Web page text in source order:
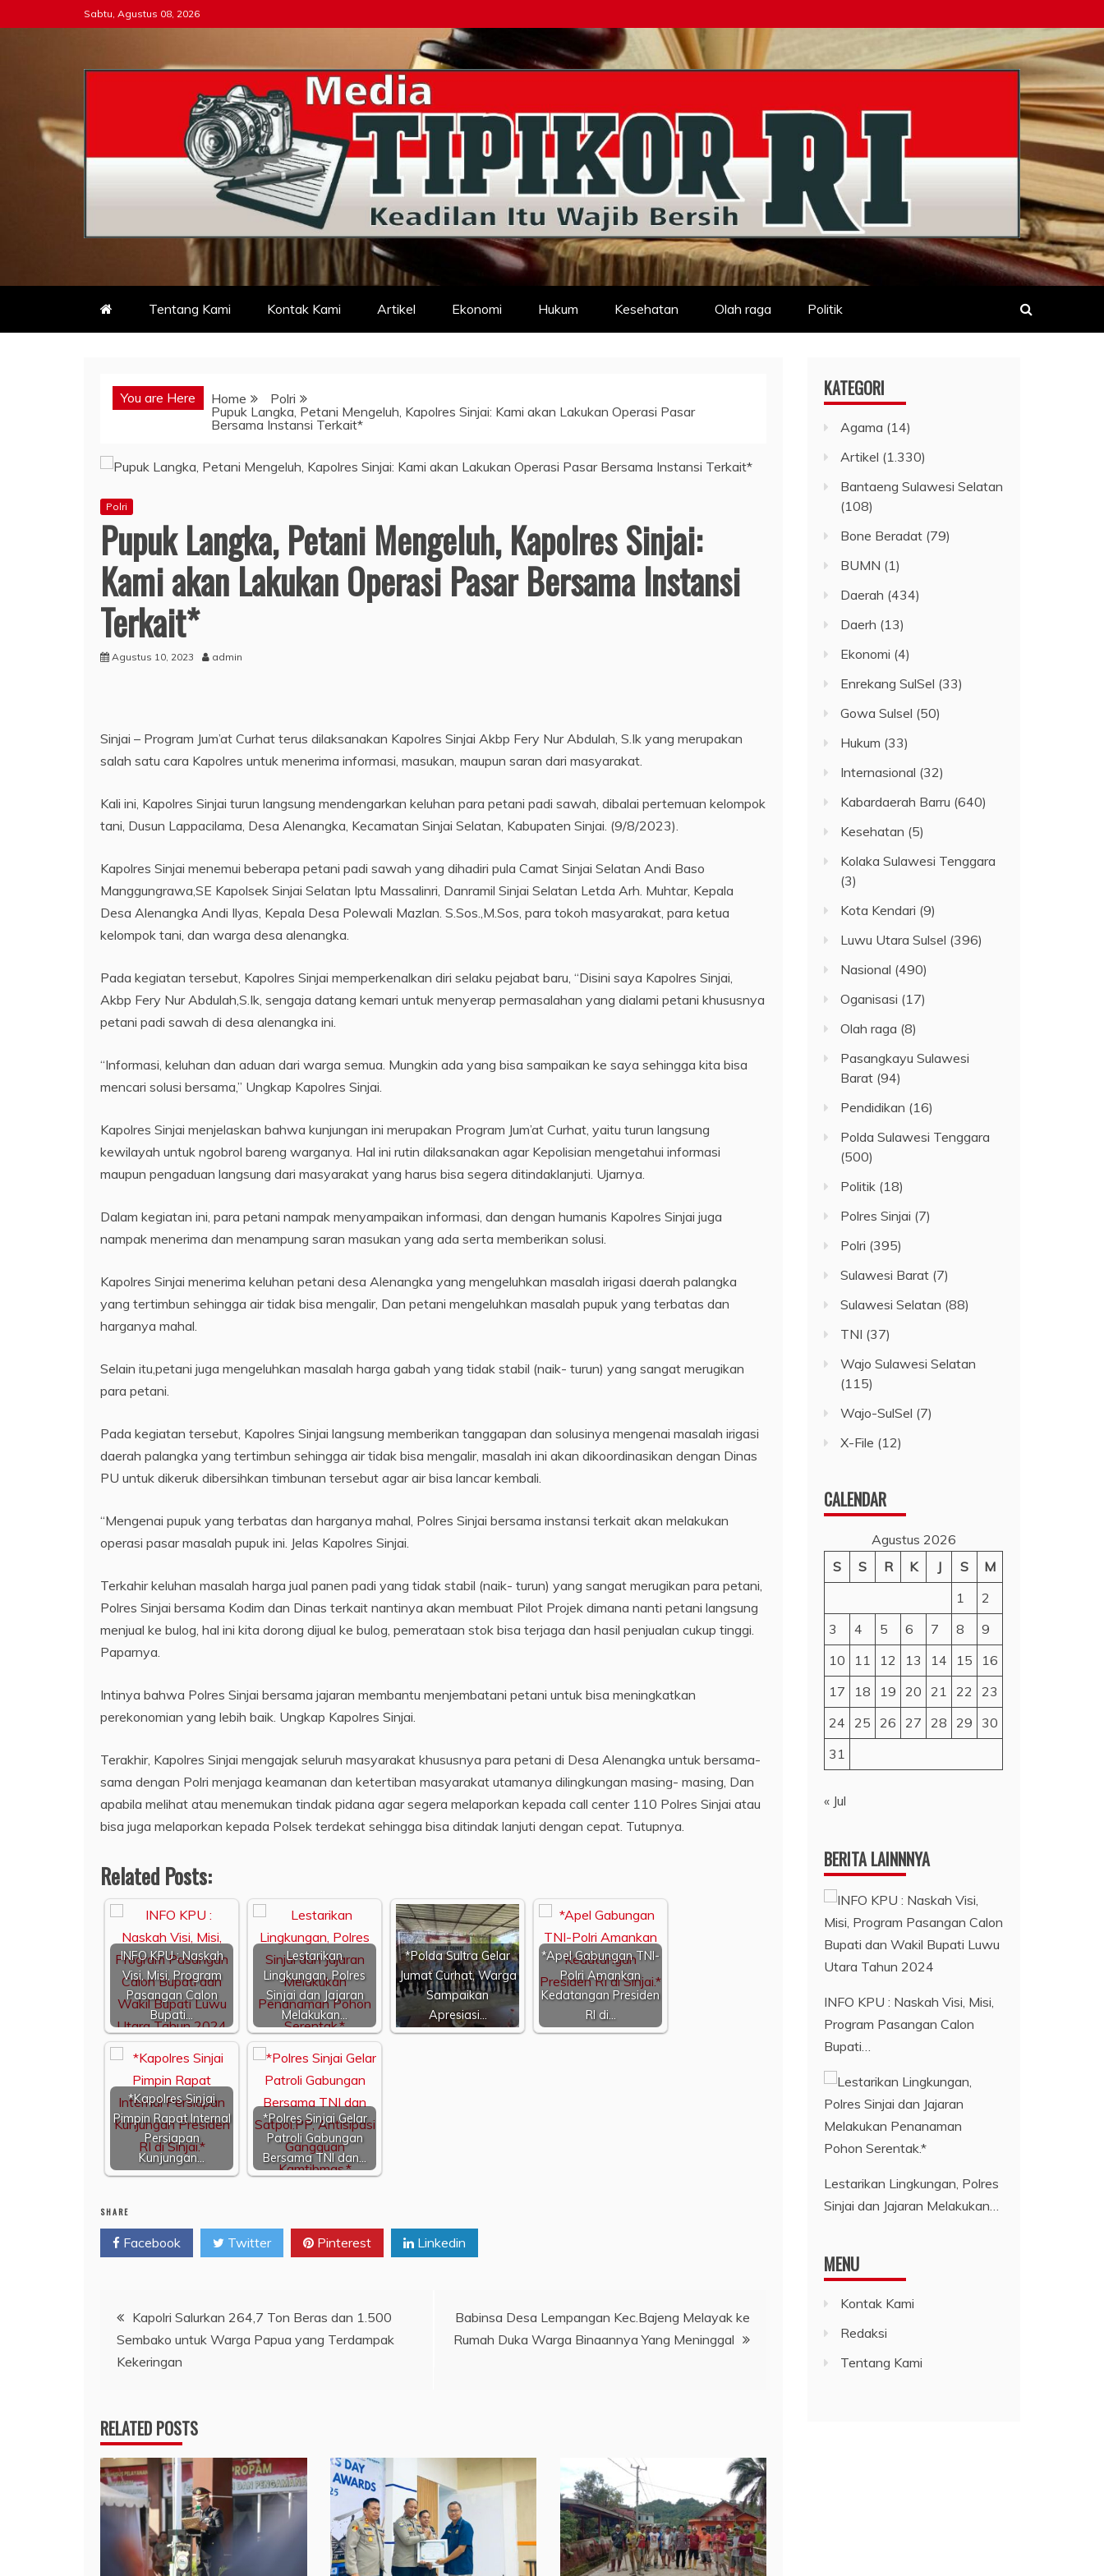
to
Sabtu, Agustus 08, 2026
Tipikor-ri-online.my.id
Keadilan Itu Wajib Bersih
Tentang Kami Kontak Kami Artikel Ekonomi Hukum Kesehatan Olah raga Politik
You are Here Home
Polri
Pupuk Langka, Petani Mengeluh, Kapolres Sinjai: Kami akan Lakukan Operasi Pasar
Bersama Instansi Terkait*
Polri
Pupuk Langka, Petani Mengeluh, Kapolres Sinjai:
Kami akan Lakukan Operasi Pasar Bersama Instansi
Terkait*
Agustus 10, 2023 admin
Sinjai – Program Jum’at Curhat terus dilaksanakan Kapolres Sinjai Akbp Fery Nur Abdulah, S.Ik yang merupakan
salah satu cara Kapolres untuk menerima informasi, masukan, maupun saran dari masyarakat.
Kali ini, Kapolres Sinjai turun langsung mendengarkan keluhan para petani padi sawah, dibalai pertemuan kelompok
tani, Dusun Lappacilama, Desa Alenangka, Kecamatan Sinjai Selatan, Kabupaten Sinjai. (9/8/2023).
Kapolres Sinjai menemui beberapa petani padi sawah yang dihadiri pula Camat Sinjai Selatan Andi Baso
Manggungrawa,SE Kapolsek Sinjai Selatan Iptu Massalinri, Danramil Sinjai Selatan Letda Arh. Muhtar, Kepala
Desa Alenangka Andi Ilyas, Kepala Desa Polewali Mazlan. S.Sos.,M.Sos, para tokoh masyarakat, para ketua
kelompok tani, dan warga desa alenangka.
Pada kegiatan tersebut, Kapolres Sinjai memperkenalkan diri selaku pejabat baru, “Disini saya Kapolres Sinjai,
Akbp Fery Nur Abdulah,S.Ik, sengaja datang kemari untuk menyerap permasalahan yang dialami petani khususnya
petani padi sawah di desa alenangka ini.
“Informasi, keluhan dan aduan dari warga semua. Mungkin ada yang bisa sampaikan ke saya sehingga kita bisa
mencari solusi bersama,” Ungkap Kapolres Sinjai.
Kapolres Sinjai menjelaskan bahwa kunjungan ini merupakan Program Jum’at Curhat, yaitu turun langsung
kewilayah untuk ngobrol bareng warganya. Hal ini rutin dilaksanakan agar Kepolisian mengetahui informasi
maupun pengaduan langsung dari masyarakat yang harus bisa segera ditindaklanjuti. Ujarnya.
Dalam kegiatan ini, para petani nampak menyampaikan informasi, dan dengan humanis Kapolres Sinjai juga
nampak menerima dan menampung saran masukan yang ada serta memberikan solusi.
Kapolres Sinjai menerima keluhan petani desa Alenangka yang mengeluhkan masalah irigasi daerah palangka
yang tertimbun sehingga air tidak bisa mengalir, Dan petani mengeluhkan masalah pupuk yang terbatas dan
harganya mahal.
Selain itu,petani juga mengeluhkan masalah harga gabah yang tidak stabil (naik- turun) yang sangat merugikan
para petani.
Pada kegiatan tersebut, Kapolres Sinjai langsung memberikan tanggapan dan solusinya mengenai masalah irigasi
daerah palangka yang tertimbun sehingga air tidak bisa mengalir, masalah ini akan dikoordinasikan dengan Dinas
PU untuk dikeruk dibersihkan timbunan tersebut agar air bisa lancar kembali.
“Mengenai pupuk yang terbatas dan harganya mahal, Polres Sinjai bersama instansi terkait akan melakukan
operasi pasar masalah pupuk ini. Jelas Kapolres Sinjai.
Terkahir keluhan masalah harga jual panen padi yang tidak stabil (naik- turun) yang sangat merugikan para petani,
Polres Sinjai bersama Kodim dan Dinas terkait nantinya akan membuat Pilot Projek dimana nanti petani langsung
menjual ke bulog, hal ini kita dorong dijual ke bulog, pemerataan stok bisa terjaga dan hasil penjualan cukup tinggi.
Paparnya.
Intinya bahwa Polres Sinjai bersama jajaran membantu menjembatani petani untuk bisa meningkatkan
perekonomian yang lebih baik. Ungkap Kapolres Sinjai.
Terakhir, Kapolres Sinjai mengajak seluruh masyarakat khususnya para petani di Desa Alenangka untuk bersama-
sama dengan Polri menjaga keamanan dan ketertiban masyarakat utamanya dilingkungan masing- masing, Dan
apabila melihat atau menemukan tindak pidana agar segera melaporkan kepada call center 110 Polres Sinjai atau
bisa juga melaporkan kepada Polsek terdekat sehingga bisa ditindak lanjuti dengan cepat. Tutupnya.
Related Posts:
INFO KPU : Naskah
Visi, Misi, Program
Pasangan Calon
Bupati…
Lestarikan
Lingkungan, Polres
Sinjai dan Jajaran
Melakukan…
*Polda Sultra Gelar
Jumat Curhat, Warga
Sampaikan
Apresiasi…
*Apel Gabungan TNI-
Polri Amankan
Kedatangan Presiden
RI di…
*Kapolres Sinjai
Pimpin Rapat Internal
Persiapan
Kunjungan…
*Polres Sinjai Gelar
Patroli Gabungan
Bersama TNI dan…
SHARE
Facebook Twitter Pinterest Linkedin
Navigasi
pos
Kapolri Salurkan 264,7 Ton Beras dan 1.500
Sembako untuk Warga Papua yang Terdampak
Kekeringan
Babinsa Desa Lempangan Kec.Bajeng Melayak ke
Rumah Duka Warga Binaannya Yang Meninggal
RELATED POSTS
KATEGORI
Agama (14)
Artikel (1.330)
Bantaeng Sulawesi Selatan
(108)
Bone Beradat (79)
BUMN (1)
Daerah (434)
Daerh (13)
Ekonomi (4)
Enrekang SulSel (33)
Gowa Sulsel (50)
Hukum (33)
Internasional (32)
Kabardaerah Barru (640)
Kesehatan (5)
Kolaka Sulawesi Tenggara
(3)
Kota Kendari (9)
Luwu Utara Sulsel (396)
Nasional (490)
Oganisasi (17)
Olah raga (8)
Pasangkayu Sulawesi
Barat (94)
Pendidikan (16)
Polda Sulawesi Tenggara
(500)
Politik (18)
Polres Sinjai (7)
Polri (395)
Sulawesi Barat (7)
Sulawesi Selatan (88)
TNI (37)
Wajo Sulawesi Selatan
(115)
Wajo-SulSel (7)
X-File (12)
CALENDAR
Agustus 2026
S
S R K J S
M
1
2
3
4 5 6 7 8
9
10
11 12 13 14 15
16
17
18 19 20 21 22
23
24
25 26 27 28 29
30
31
« Jul
BERITA LAINNNYA
INFO KPU : Naskah Visi, Misi,
Program Pasangan Calon
Bupati…
Lestarikan Lingkungan, Polres
Sinjai dan Jajaran Melakukan…
MENU
Kontak Kami
Redaksi
Tentang Kami